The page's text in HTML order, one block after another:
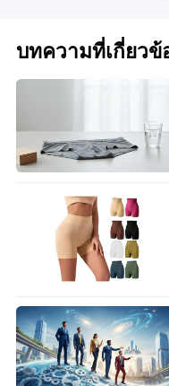
บทความที่เกี่ยวข้